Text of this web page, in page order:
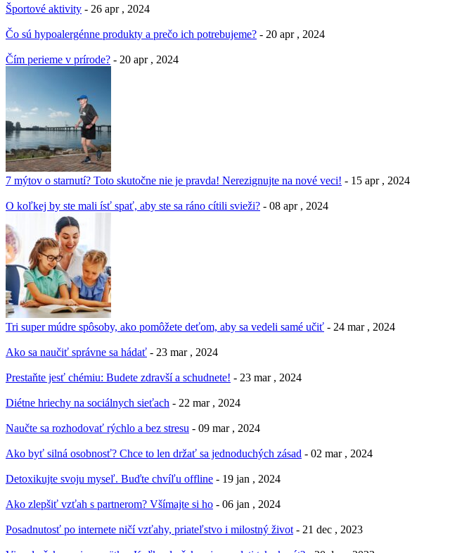
Športové aktivity - 26 apr , 2024
Čo sú hypoalergénne produkty a prečo ich potrebujeme? - 20 apr , 2024
Čím perieme v prírode? - 20 apr , 2024
7 mýtov o starnutí? Toto skutočne nie je pravda! Nerezignujte na nové veci! - 15 apr , 2024
O koľkej by ste mali ísť spať, aby ste sa ráno cítili svieži? - 08 apr , 2024
Tri super múdre spôsoby, ako pomôžete deťom, aby sa vedeli samé učiť - 24 mar , 2024
Ako sa naučiť správne sa hádať - 23 mar , 2024
Prestaňte jesť chémiu: Budete zdravší a schudnete! - 23 mar , 2024
Diétne hriechy na sociálnych sieťach - 22 mar , 2024
Naučte sa rozhodovať rýchlo a bez stresu - 09 mar , 2024
Ako byť silná osobnosť? Chce to len držať sa jednoduchých zásad - 02 mar , 2024
Detoxikujte svoju myseľ. Buďte chvíľu offline - 19 jan , 2024
Ako zlepšiť vzťah s partnerom? Všímajte si ho - 06 jan , 2024
Posadnutosť po internete ničí vzťahy, priateľstvo i milostný život - 21 dec , 2023